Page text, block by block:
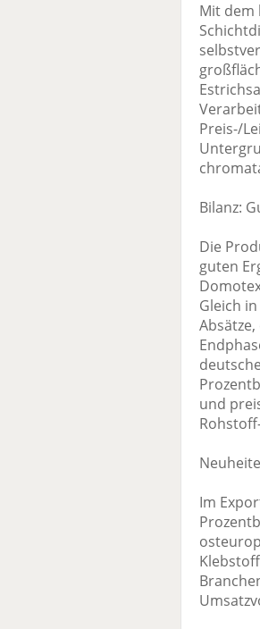
Mit dem
Preis-/
Bilanz:
Die
guten
Gleich
und
Im